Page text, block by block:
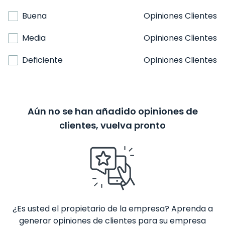
Buena
Opiniones Clientes
Media
Opiniones Clientes
Deficiente
Opiniones Clientes
Aún no se han añadido opiniones de
clientes, vuelva pronto
¿Es usted el propietario de la empresa? Aprenda a
generar opiniones de clientes para su empresa